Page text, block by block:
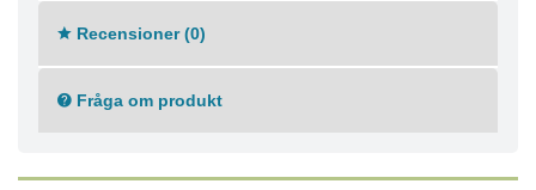
BLS-VB7RT refill
Tunn spets: 0,7 mm
Lätt att använda
Kan användas för Pilot V-Ball RT-pennor
Recensioner (0)
Fråga om produkt